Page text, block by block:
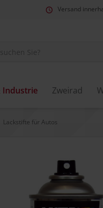
Versand
Industrie Zweirad
Lackstifte für Autos